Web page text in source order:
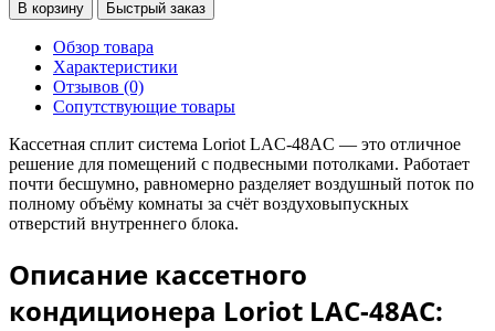
В корзину Быстрый заказ
Обзор товара
Характеристики
Отзывов (0)
Сопутствующие товары
Кассетная сплит система Loriot LAC-48AC — это отличное
решение для помещений с подвесными потолками. Работает
почти бесшумно, равномерно разделяет воздушный поток по
полному объёму комнаты за счёт воздуховыпускных
отверстий внутреннего блока.
Описание кассетного
кондиционера Loriot LAC-48AC: